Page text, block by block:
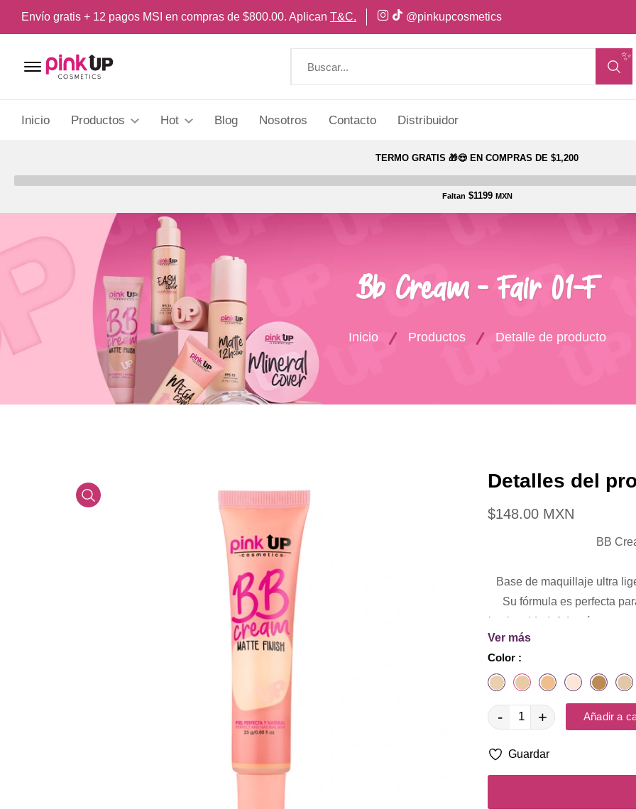
Envío gratis + 12 pagos MSI en compras de $800.00. Aplican T&C. @pinkupcosmetics
Menu Open ✨
Inicio Productos Hot Blog Nosotros Contacto Distribuidor
TERMO GRATIS 🎁😍 EN COMPRAS DE $1,200
Faltan $1199 MXN
Bb Cream - Fair 01-F
Inicio Productos Detalle de producto
Detalles del
$148.00 MXN
BB
Base de maquillaje ultra
Su fórmula es perfecta
luminosidad. Además, nutre
¡Ahora disponible en 6
Forma de aplicación:
Ver más
Color :
- + Añadir a
Guardar